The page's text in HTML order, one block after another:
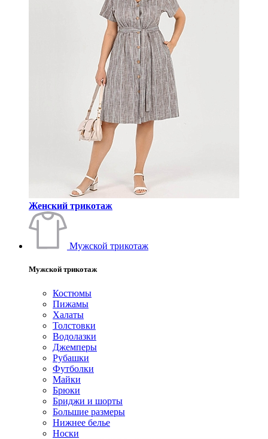
Женский трикотаж
Мужской трикотаж
Мужской трикотаж
Костюмы
Пижамы
Халаты
Толстовки
Водолазки
Джемперы
Рубашки
Футболки
Майки
Брюки
Бриджи и шорты
Большие размеры
Нижнее белье
Носки